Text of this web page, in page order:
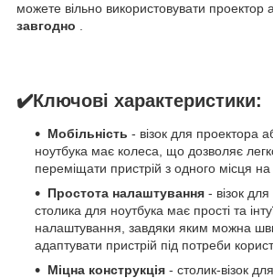
можете вільно використовувати проектор
завгодно
✔️Ключові характеристики:
Мобільність - візок для проектора
ноутбука має колеса, що дозволяє
переміщати пристрій з одного місця на
Простота налаштування - візок
столика для ноутбука має прості та
налаштування, завдяки яким можна
адаптувати пристрій під потреби
Міцна конструкція - столик-візок